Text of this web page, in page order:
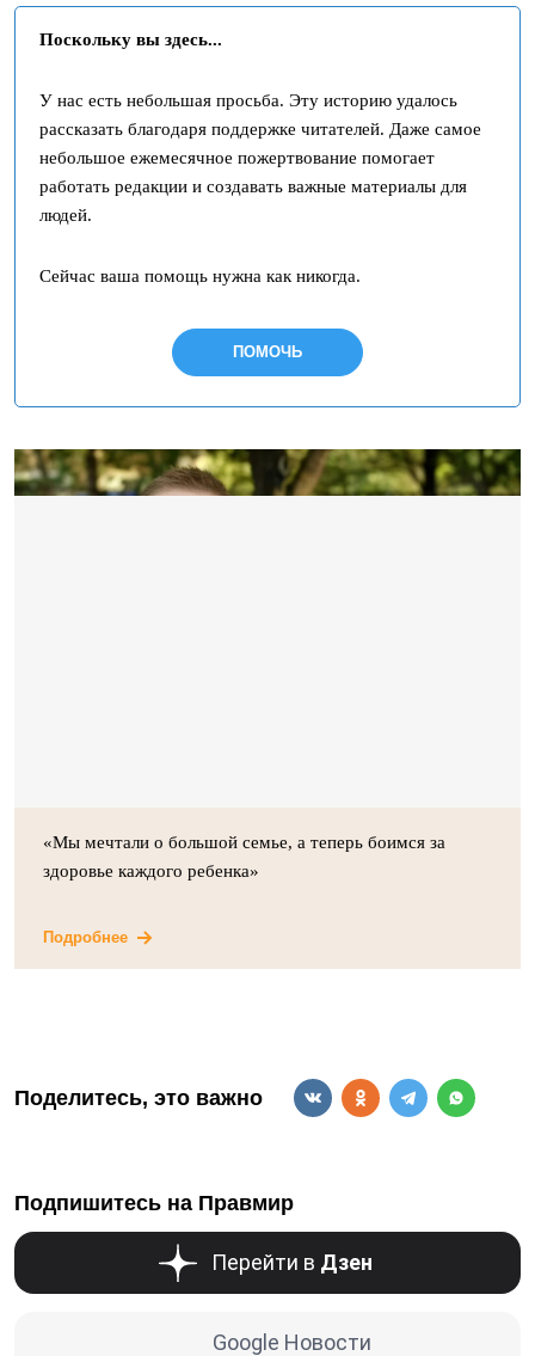
Поскольку вы здесь...
У нас есть небольшая просьба. Эту историю удалось
рассказать благодаря поддержке читателей. Даже самое
небольшое ежемесячное пожертвование помогает
работать редакции и создавать важные материалы для
людей.
Сейчас ваша помощь нужна как никогда.
ПОМОЧЬ
«Мы мечтали о большой семье, а теперь боимся за
здоровье каждого ребенка»
Подробнее
Поделитесь, это важно
Подпишитесь на Правмир
Перейти в Дзен
Google Новости